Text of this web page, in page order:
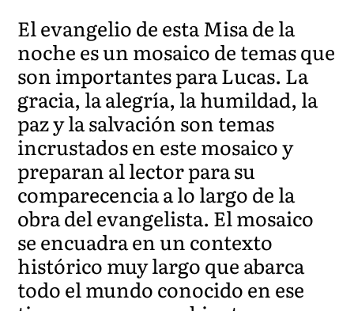
El evangelio de esta Misa de la
noche es un mosaico de temas que
son importantes para Lucas. La
gracia, la alegría, la humildad, la
paz y la salvación son temas
incrustados en este mosaico y
preparan al lector para su
comparecencia a lo largo de la
obra del evangelista. El mosaico
se encuadra en un contexto
histórico muy largo que abarca
todo el mundo conocido en ese